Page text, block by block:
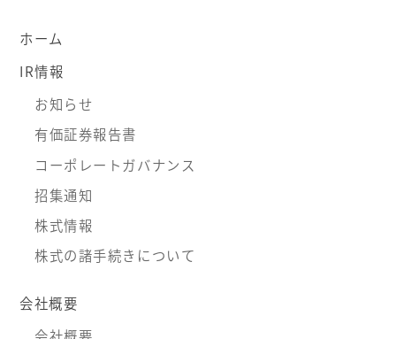
ホーム
IR情報
お知らせ
有価証券報告書
コーポレートガバナンス
招集通知
株式情報
株式の諸手続きについて
会社概要